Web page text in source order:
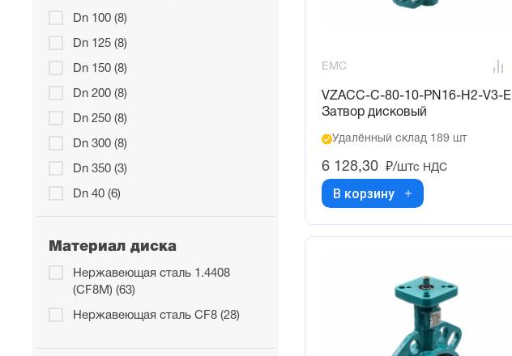
Dn 100 (8)
Dn 125 (8)
Dn 150 (8)
Dn 200 (8)
Dn 250 (8)
Dn 300 (8)
Dn 350 (3)
Dn 40 (6)
Dn 400 (3)
Dn 50 (8)
Dn 500 (3)
Dn 600 (3)
Dn 65 (8)
Материал диска
Нержавеющая сталь 1.4408
(CF8M) (63)
Нержавеющая сталь CF8 (28)
EMC
VZACC-C-80-10-PN16-H2-V3-E
Затвор дисковый
Удалённый склад 189 шт
6 128,30 ₽/штс НДС
В корзину